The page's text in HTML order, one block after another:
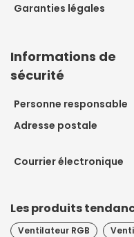
Garanties légales
Informations de
sécurité
Personne responsable
Adresse postale
Courrier électronique
Les produits
Ventilateur RGB